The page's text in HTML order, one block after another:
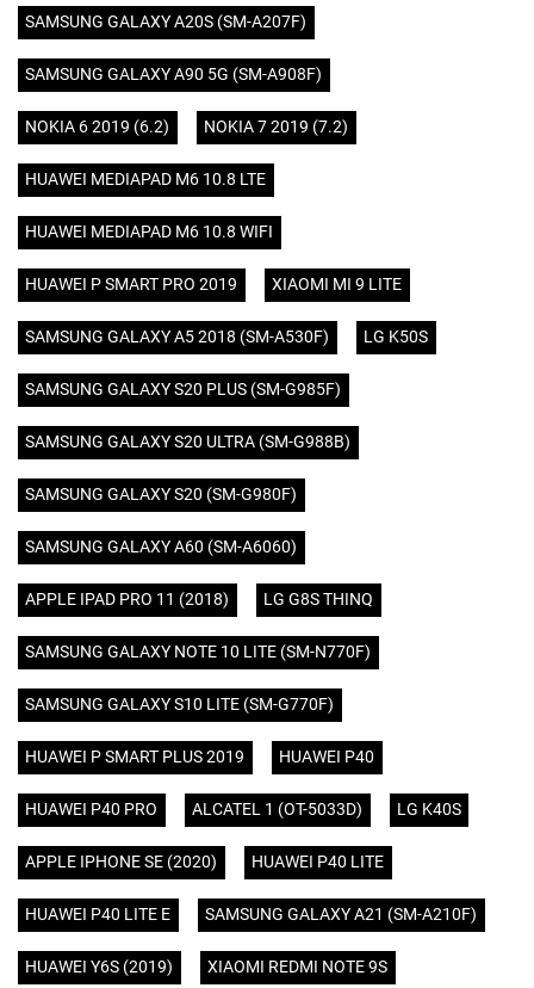
SAMSUNG GALAXY A20S (SM-A207F)
SAMSUNG GALAXY A90 5G (SM-A908F)
NOKIA 6 2019 (6.2) NOKIA 7 2019 (7.2)
HUAWEI MEDIAPAD M6 10.8 LTE
HUAWEI MEDIAPAD M6 10.8 WIFI
HUAWEI P SMART PRO 2019 XIAOMI MI 9 LITE
SAMSUNG GALAXY A5 2018 (SM-A530F) LG K50S
SAMSUNG GALAXY S20 PLUS (SM-G985F)
SAMSUNG GALAXY S20 ULTRA (SM-G988B)
SAMSUNG GALAXY S20 (SM-G980F)
SAMSUNG GALAXY A60 (SM-A6060)
APPLE IPAD PRO 11 (2018) LG G8S THINQ
SAMSUNG GALAXY NOTE 10 LITE (SM-N770F)
SAMSUNG GALAXY S10 LITE (SM-G770F)
HUAWEI P SMART PLUS 2019 HUAWEI P40
HUAWEI P40 PRO ALCATEL 1 (OT-5033D) LG K40S
APPLE IPHONE SE (2020) HUAWEI P40 LITE
HUAWEI P40 LITE E SAMSUNG GALAXY A21 (SM-A210F)
HUAWEI Y6S (2019) XIAOMI REDMI NOTE 9S